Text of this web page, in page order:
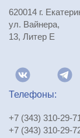
620014 г.
ул. Вайнера,
13, Литер Е
Телефоны:
+7 (343) 310-29-71
+7 (343) 310-29-